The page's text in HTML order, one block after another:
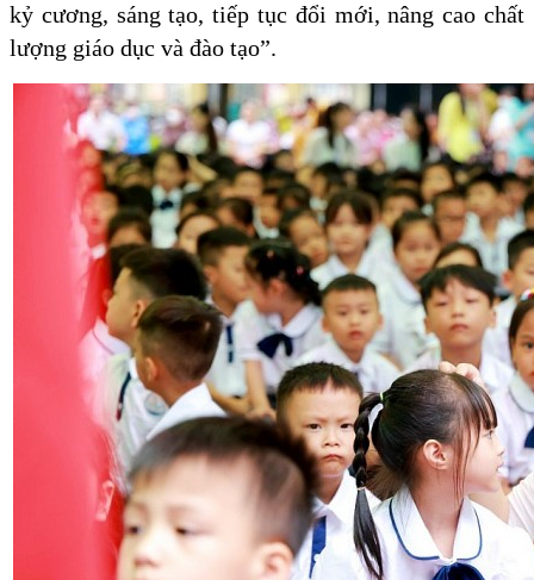
kỷ cương, sáng tạo, tiếp tục đổi mới, nâng cao chất
lượng giáo dục và đào tạo”.